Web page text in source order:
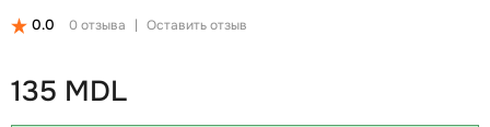
0.0 0 отзыва | Оставить отзыв
135 MDL